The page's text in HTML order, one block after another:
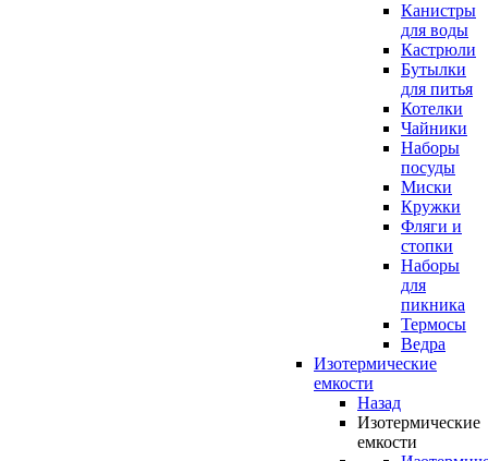
Канистры
для воды
Кастрюли
Бутылки
для питья
Котелки
Чайники
Наборы
посуды
Миски
Кружки
Фляги и
стопки
Наборы
для
пикника
Термосы
Ведра
Изотермические
емкости
Назад
Изотермические
емкости